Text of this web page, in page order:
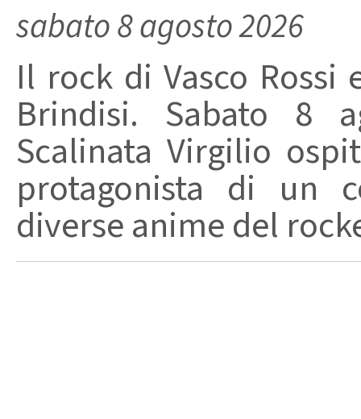
sabato 8 agosto 2026
Il rock di Vasco
Brindisi. Sabato 8
Scalinata Virgilio
protagonista di un
diverse anime del